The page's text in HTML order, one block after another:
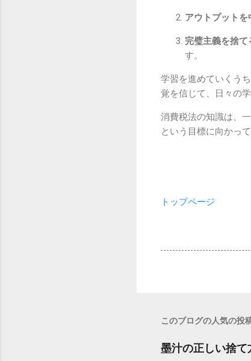
アウトプット
完璧主義を捨て
す。
学習を進めていくう
覚を信じて、日々の
消費税法の知識は、
という目標に向かっ
トップページ
このブログの人気の投
墨汁の正しい捨